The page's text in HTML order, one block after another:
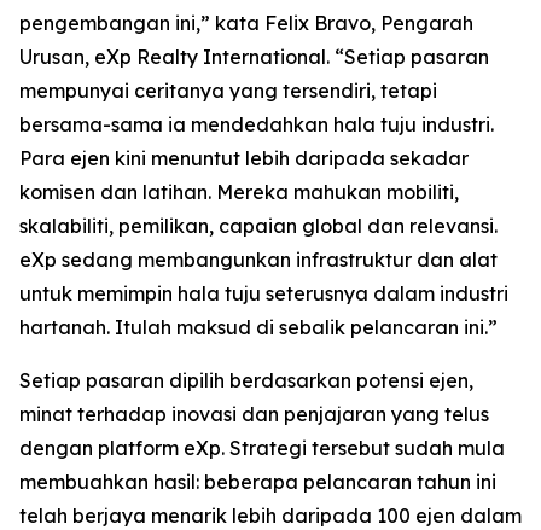
pengembangan ini,” kata Felix Bravo, Pengarah
Urusan, eXp Realty International. “Setiap pasaran
mempunyai ceritanya yang tersendiri, tetapi
bersama-sama ia mendedahkan hala tuju industri.
Para ejen kini menuntut lebih daripada sekadar
komisen dan latihan. Mereka mahukan mobiliti,
skalabiliti, pemilikan, capaian global dan relevansi.
eXp sedang membangunkan infrastruktur dan alat
untuk memimpin hala tuju seterusnya dalam industri
hartanah. Itulah maksud di sebalik pelancaran ini.”
Setiap pasaran dipilih berdasarkan potensi ejen,
minat terhadap inovasi dan penjajaran yang telus
dengan platform eXp. Strategi tersebut sudah mula
membuahkan hasil: beberapa pelancaran tahun ini
telah berjaya menarik lebih daripada 100 ejen dalam